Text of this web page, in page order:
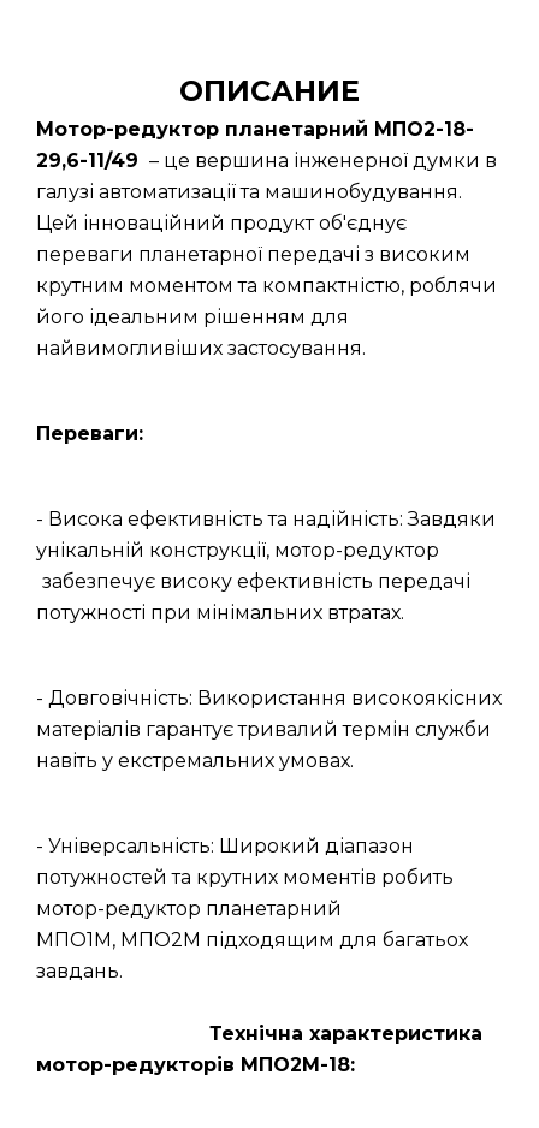
ОПИСАНИЕ
Мотор-редуктор планетарний МПО2-18-
29,6-11/49 – це вершина інженерної думки в
галузі автоматизації та машинобудування.
Цей інноваційний продукт об'єднує
переваги планетарної передачі з високим
крутним моментом та компактністю, роблячи
його ідеальним рішенням для
найвимогливіших застосування.
Переваги:
- Висока ефективність та надійність: Завдяки
унікальній конструкції, мотор-редуктор
забезпечує високу ефективність передачі
потужності при мінімальних втратах.
- Довговічність: Використання високоякісних
матеріалів гарантує тривалий термін служби
навіть у екстремальних умовах.
- Універсальність: Широкий діапазон
потужностей та крутних моментів робить
мотор-редуктор планетарний
МПО1М, МПО2М підходящим для багатьох
завдань.
Технічна характеристика
мотор-редукторів МПО2М-18: